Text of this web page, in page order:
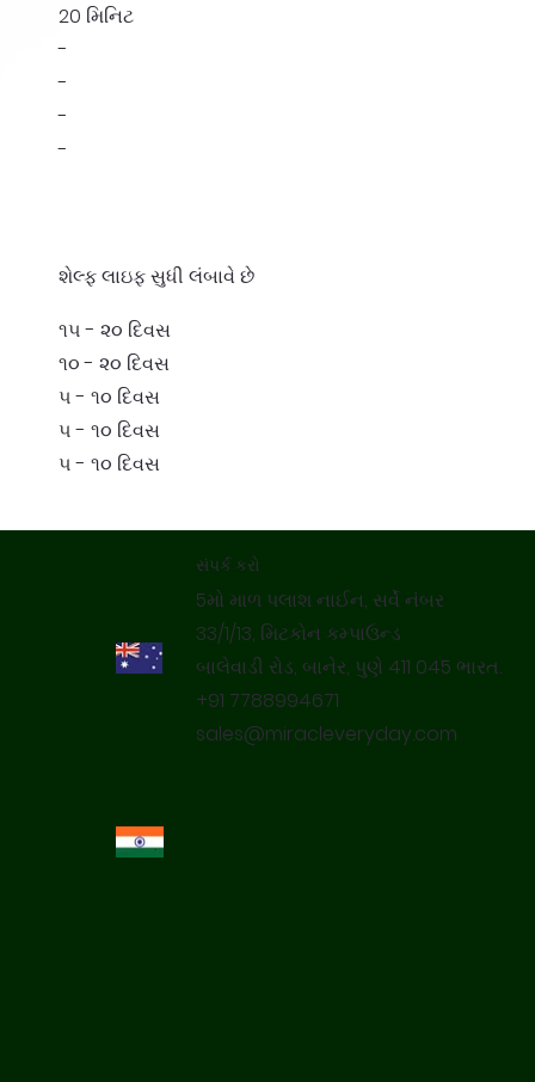
20 મિનિટ
-
-
-
-
શેલ્ફ લાઇફ સુધી લંબાવે છે
૧૫ - ૨૦ દિવસ
૧૦ - ૨૦ દિવસ
૫ - ૧૦ દિવસ
૫ - ૧૦ દિવસ
૫ - ૧૦ દિવસ
સંપર્ક કરો
5મો માળ પલાશ નાઈન, સર્વે નંબર
33/1/13, મિટકોન કમ્પાઉન્ડ
બાલેવાડી રોડ, બાનેર, પુણે 411 045 ભારત.
+91 7788994671
sales@miracleveryday.com